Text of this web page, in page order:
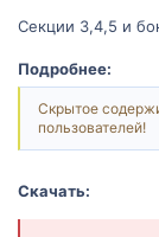
Секции 3,4,5 и
Подробнее:
Скрытое
пользователей!
Скачать: